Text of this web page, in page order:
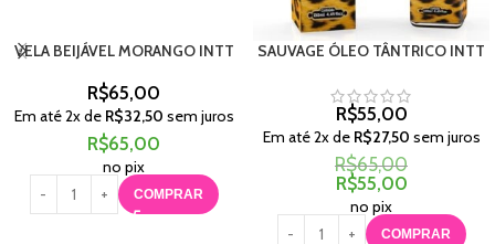
VELA BEIJÁVEL MORANGO INTT
R$65,00
Em até2x de R$32,50 sem juros
R$65,00
no pix
COMPRAR
SAUVAGE ÓLEO TÂNTRICO INTT
R$55,00
Em até2x de R$27,50 sem juros
R$65,00
R$55,00
no pix
COMPRAR